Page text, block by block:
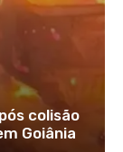
colisão
Goiânia